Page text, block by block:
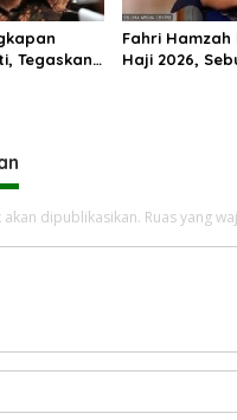
Tegaskan
Fahri
Haji 2026,
dipublikasikan. Ruas yang